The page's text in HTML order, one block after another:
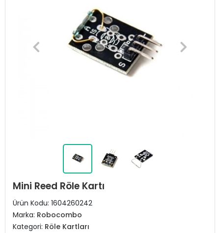
Mini Reed Röle Kartı
Ürün Kodu: 1604260242
Marka: Robocombo
Kategori: Röle Kartları